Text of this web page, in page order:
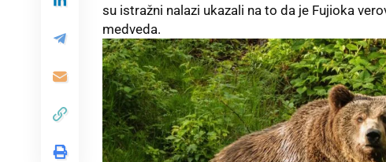
su istražni nalazi ukazali na to da je Fujioka
medveda.